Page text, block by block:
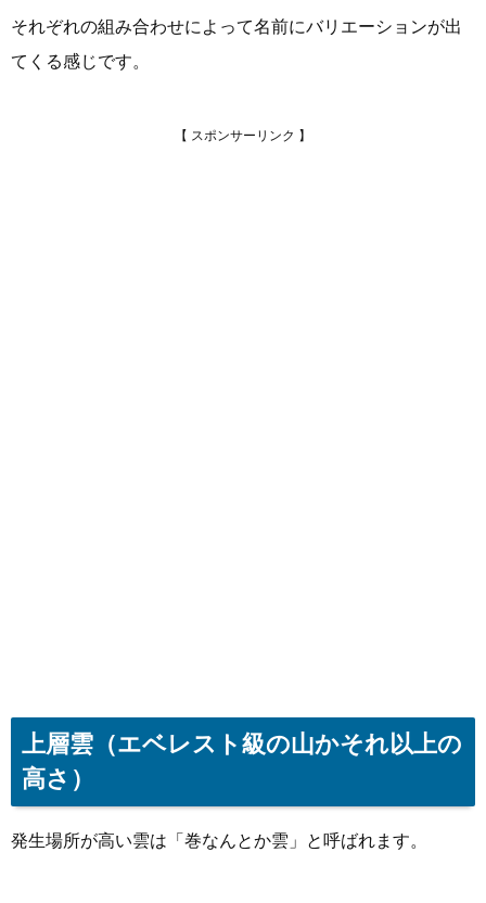
それぞれの組み合わせによって名前にバリエーションが出
てくる感じです。
上層雲（エベレスト級の山かそれ以上の
高さ）
発生場所が高い雲は「巻なんとか雲」と呼ばれます。